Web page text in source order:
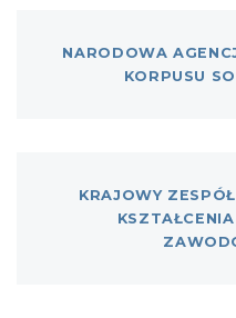
NARODOWA
KORPUSU
KRAJOWY